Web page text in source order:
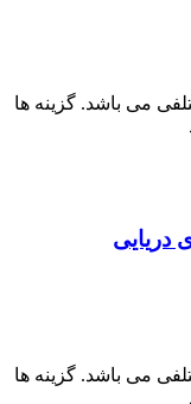
می باشد. گزینه ها
می باشد. گزینه ها